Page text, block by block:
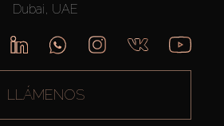
Dubai, UAE
LLÁMENOS